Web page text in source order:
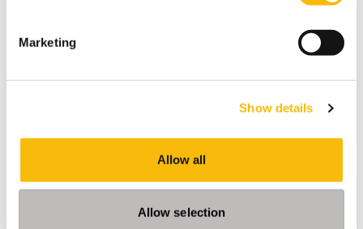
Marketing
Show details
Allow all
Allow selection